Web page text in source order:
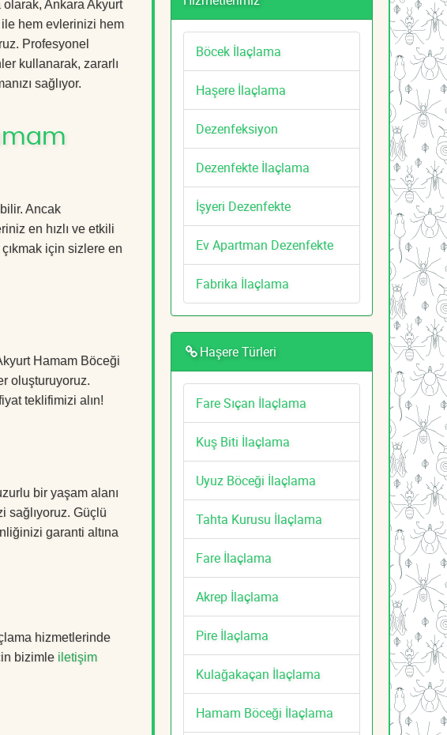
Ankara Akyurt
hem evlerinizi hem
Profesyonel
kullanarak, zararlı
sağlıyor.
Ancak
en hızlı ve etkili
için sizlere en
Hamam Böceği
oluşturuyoruz.
teklifimizi alın!
bir yaşam alanı
sağlıyoruz. Güçlü
garanti altına
hizmetlerinde
bizimle iletişim
Böcek İlaçlama
Haşere İlaçlama
Dezenfeksiyon
Dezenfekte İlaçlama
İşyeri Dezenfekte
Ev Apartman Dezenfekte
Fabrika İlaçlama
Haşere Türleri
Fare Sıçan İlaçlama
Kuş Biti İlaçlama
Uyuz Böceği İlaçlama
Tahta Kurusu İlaçlama
Fare İlaçlama
Akrep İlaçlama
Pire İlaçlama
Kulağakaçan İlaçlama
Hamam Böceği İlaçlama